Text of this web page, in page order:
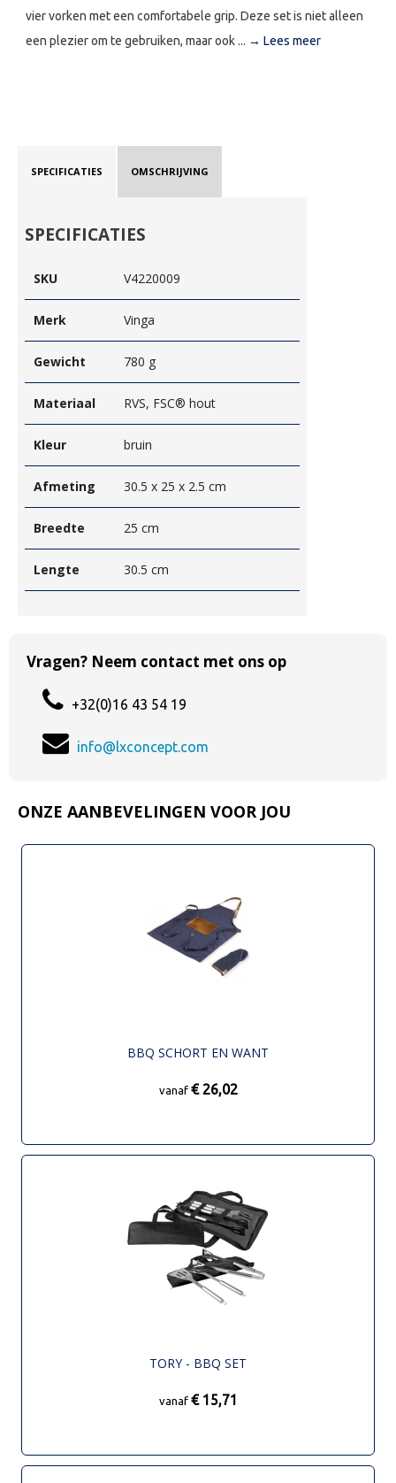
vier vorken met een comfortabele grip. Deze set is niet alleen
een plezier om te gebruiken, maar ook ... → Lees meer
SPECIFICATIES OMSCHRIJVING
SPECIFICATIES
SKU V4220009
Merk Vinga
Gewicht 780 g
Materiaal RVS, FSC® hout
Kleur bruin
Afmeting 30.5 x 25 x 2.5 cm
Breedte 25 cm
Lengte 30.5 cm
Vragen? Neem contact met ons op
+32(0)16 43 54 19
info@lxconcept.com
ONZE AANBEVELINGEN VOOR JOU
BBQ SCHORT EN WANT
vanaf € 26,02
TORY - BBQ SET
vanaf € 15,71